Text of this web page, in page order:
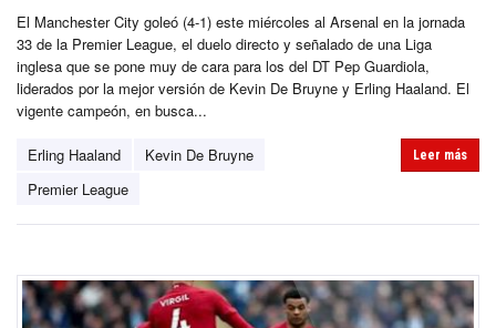
El Manchester City goleó (4-1) este miércoles al Arsenal en la jornada
33 de la Premier League, el duelo directo y señalado de una Liga
inglesa que se pone muy de cara para los del DT Pep Guardiola,
liderados por la mejor versión de Kevin De Bruyne y Erling Haaland. El
vigente campeón, en busca...
Erling Haaland
Kevin De Bruyne
Premier League
Leer más